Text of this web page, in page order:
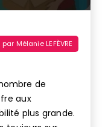
par Mélanie LEFÈVRE
de
aux
plus grande.